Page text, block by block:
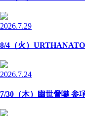
2026.7.29
8/4（火）
2026.7.24
7/30（木）幽世脅嚇